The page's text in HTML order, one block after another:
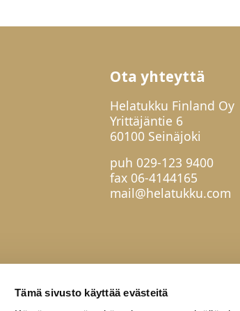
Tämä sivusto käyttää evästeitä
Ota yhteyttä
Helatukku Finland Oy
Yrittäjäntie 6
60100 Seinäjoki
puh 029-123 9400
fax 06-4144165
mail@helatukku.com